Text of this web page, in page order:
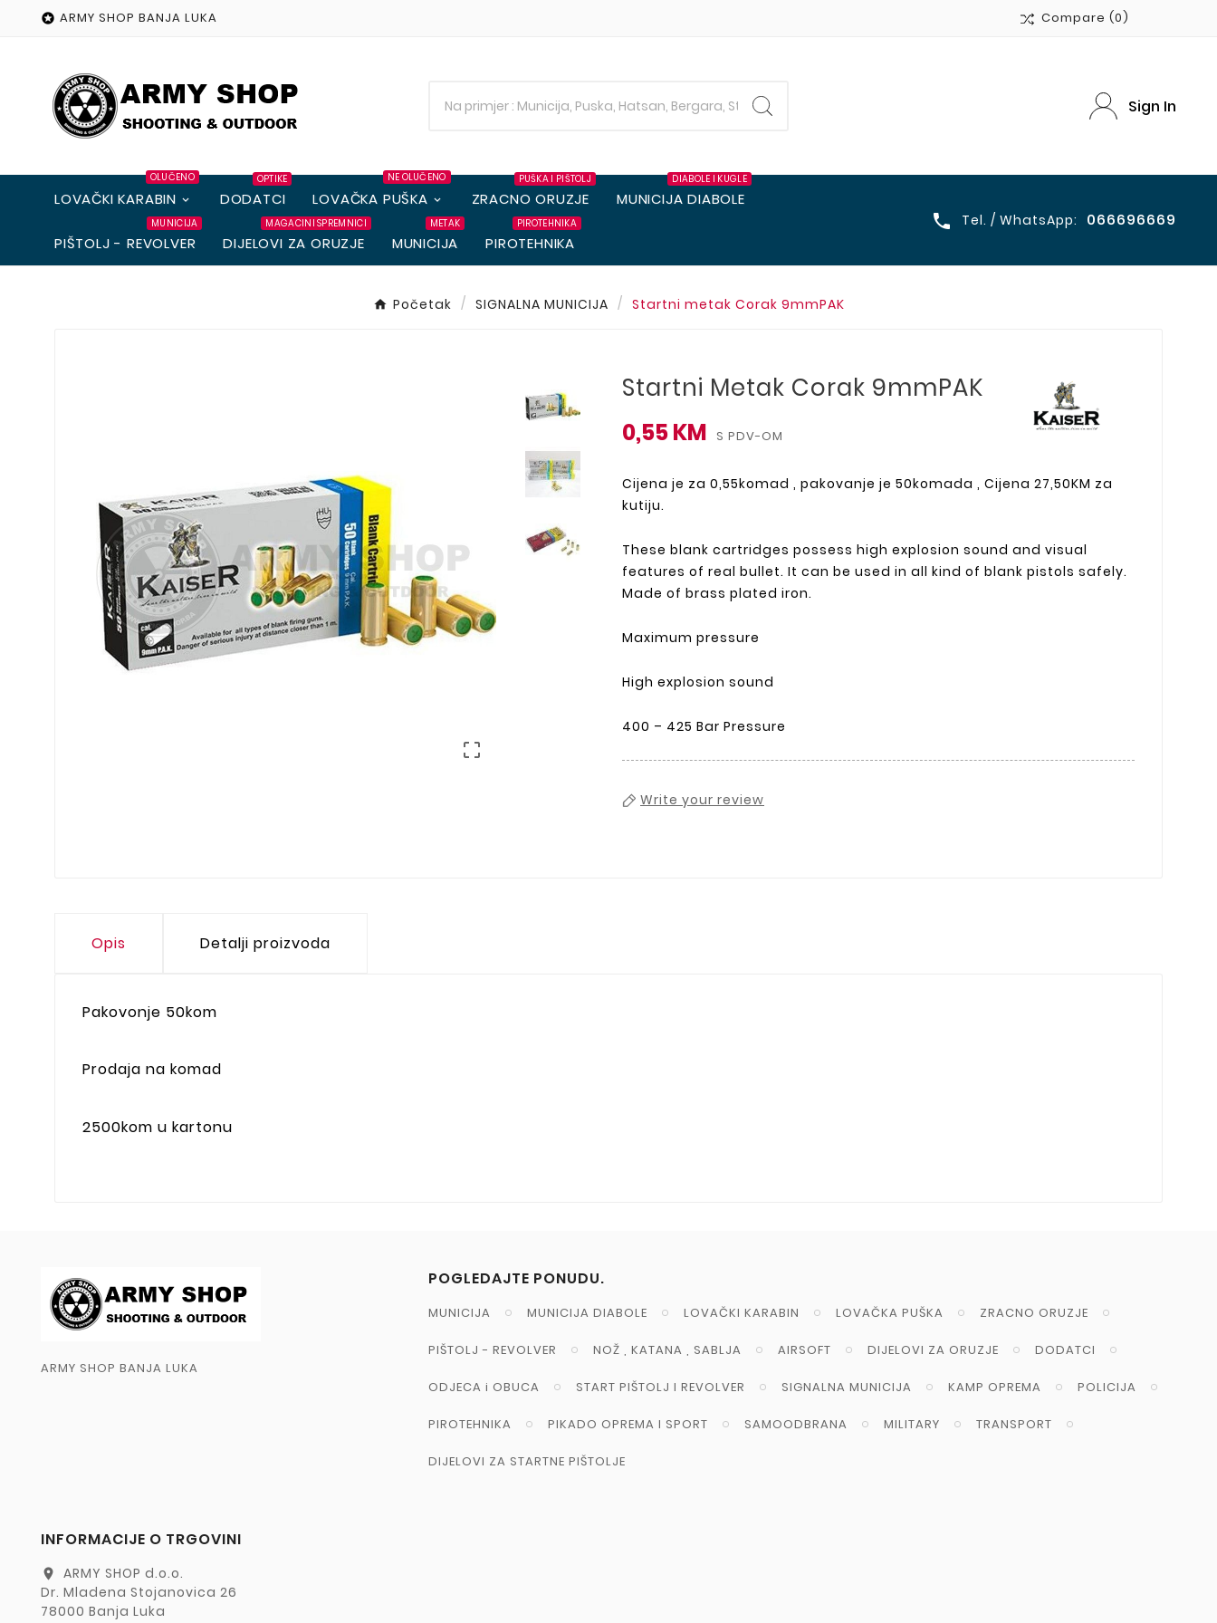
 ARMY SHOP BANJA LUKA Compare (0)
Sign In
LOVAČKI KARABIN
OLUČENO
DODATCI
OPTIKE
LOVAČKA PUŠKA
NE OLUČENO
ZRACNO ORUZJE
PUŠKA I PIŠTOLJ
MUNICIJA DIABOLE
DIABOLE I KUGLE
PIŠTOLJ - REVOLVER
MUNICIJA
DIJELOVI ZA ORUZJE
MAGACINI SPREMNICI
MUNICIJA
METAK
PIROTEHNIKA
PIROTEHNIKA  Tel. / WhatsApp: 066696669
Početak SIGNALNA MUNICIJA Startni metak Corak 9mmPAK

Startni Metak Corak 9mmPAK
0,55 KM S PDV-OM
Cijena je za 0,55komad , pakovanje je 50komada , Cijena 27,50KM za
kutiju.
These blank cartridges possess high explosion sound and visual
features of real bullet. It can be used in all kind of blank pistols safely.
Made of brass plated iron.
Maximum pressure
High explosion sound
400 – 425 Bar Pressure
Write your review
Opis Detalji proizvoda
Pakovonje 50kom
Prodaja na komad
2500kom u kartonu
ARMY SHOP BANJA LUKA
POGLEDAJTE PONUDU.
MUNICIJA MUNICIJA DIABOLE LOVAČKI KARABIN LOVAČKA PUŠKA ZRACNO ORUZJE
PIŠTOLJ - REVOLVER NOŽ , KATANA , SABLJA AIRSOFT DIJELOVI ZA ORUZJE DODATCI
ODJECA i OBUCA START PIŠTOLJ I REVOLVER SIGNALNA MUNICIJA KAMP OPREMA POLICIJA
PIROTEHNIKA PIKADO OPREMA I SPORT SAMOODBRANA MILITARY TRANSPORT
DIJELOVI ZA STARTNE PIŠTOLJE
INFORMACIJE O TRGOVINI
location_on
ARMY SHOP d.o.o.
Dr. Mladena Stojanovica 26
78000 Banja Luka